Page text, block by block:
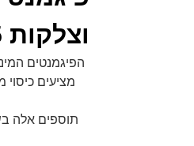
וצלקות 05 - Tan
הפיגמנטים
תוספים אלה